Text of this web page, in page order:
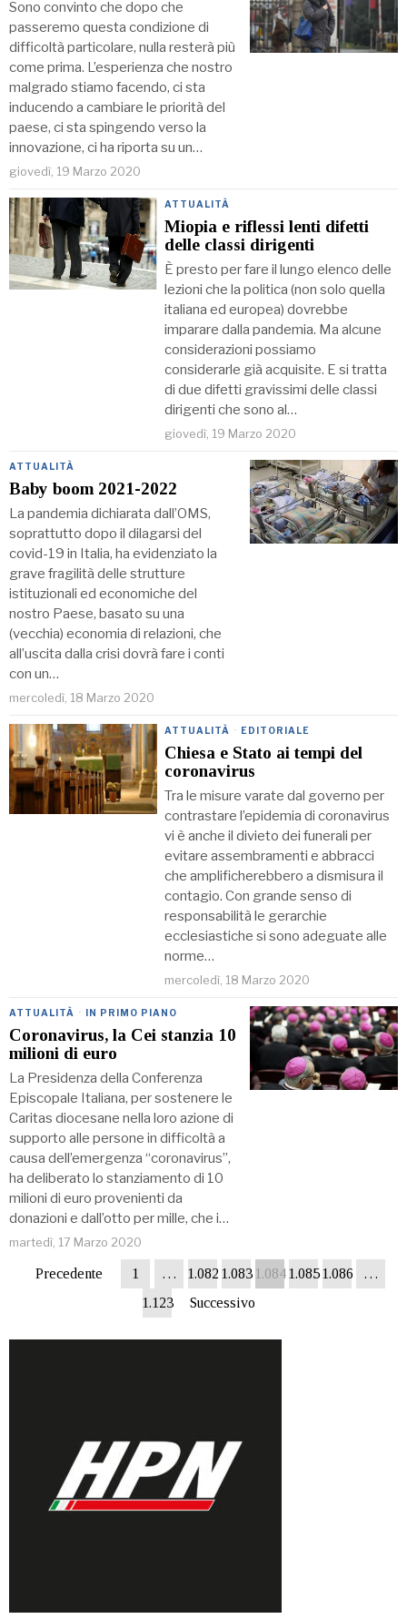
Sono convinto che dopo che
passeremo questa condizione di
difficoltà particolare, nulla resterà più
come prima. L’esperienza che nostro
malgrado stiamo facendo, ci sta
inducendo a cambiare le priorità del
paese, ci sta spingendo verso la
innovazione, ci ha riporta su un…
giovedì, 19 Marzo 2020
ATTUALITÀ
Miopia e riflessi lenti difetti
delle classi dirigenti
È presto per fare il lungo elenco delle
lezioni che la politica (non solo quella
italiana ed europea) dovrebbe
imparare dalla pandemia. Ma alcune
considerazioni possiamo
considerarle già acquisite. E si tratta
di due difetti gravissimi delle classi
dirigenti che sono al…
giovedì, 19 Marzo 2020
ATTUALITÀ
Baby boom 2021-2022
La pandemia dichiarata dall’OMS,
soprattutto dopo il dilagarsi del
covid-19 in Italia, ha evidenziato la
grave fragilità delle strutture
istituzionali ed economiche del
nostro Paese, basato su una
(vecchia) economia di relazioni, che
all’uscita dalla crisi dovrà fare i conti
con un…
mercoledì, 18 Marzo 2020
ATTUALITÀ · EDITORIALE
Chiesa e Stato ai tempi del
coronavirus
Tra le misure varate dal governo per
contrastare l’epidemia di coronavirus
vi è anche il divieto dei funerali per
evitare assembramenti e abbracci
che amplificherebbero a dismisura il
contagio. Con grande senso di
responsabilità le gerarchie
ecclesiastiche si sono adeguate alle
norme…
mercoledì, 18 Marzo 2020
ATTUALITÀ · IN PRIMO PIANO
Coronavirus, la Cei stanzia 10
milioni di euro
La Presidenza della Conferenza
Episcopale Italiana, per sostenere le
Caritas diocesane nella loro azione di
supporto alle persone in difficoltà a
causa dell’emergenza “coronavirus”,
ha deliberato lo stanziamento di 10
milioni di euro provenienti da
donazioni e dall’otto per mille, che i…
martedì, 17 Marzo 2020
Precedente 1 … 1.082 1.083 1.084 1.085 1.086
…
1.123
Successivo